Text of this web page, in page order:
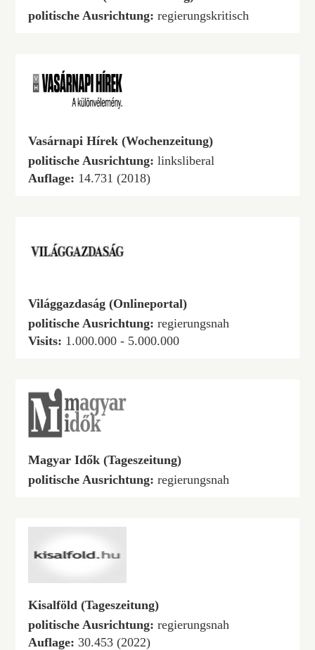
politische Ausrichtung: regierungskritisch
Vasárnapi Hírek (Wochenzeitung)
politische Ausrichtung: linksliberal
Auflage: 14.731 (2018)
Világgazdaság (Onlineportal)
politische Ausrichtung: regierungsnah
Visits: 1.000.000 - 5.000.000
Magyar Idők (Tageszeitung)
politische Ausrichtung: regierungsnah
Kisalföld (Tageszeitung)
politische Ausrichtung: regierungsnah
Auflage: 30.453 (2022)